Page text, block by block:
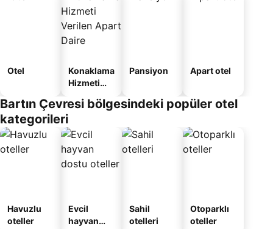
Otel
Konaklama
Hizmeti
Apart
Pansiyon Apart otel
Bartın Çevresi bölgesindeki popüler otel
kategorileri
Havuzlu
oteller
Evcil
hayvan
Sahil
otelleri
Otoparklı
oteller